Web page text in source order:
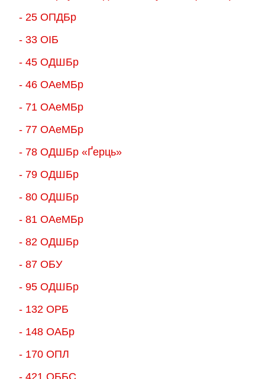
- 25 ОПДБр
- 33 ОІБ
- 45 ОДШБр
- 46 ОАеМБр
- 71 ОАеМБр
- 77 ОАеМБр
- 78 ОДШБр «Ґерць»
- 79 ОДШБр
- 80 ОДШБр
- 81 ОАеМБр
- 82 ОДШБр
- 87 ОБУ
- 95 ОДШБр
- 132 ОРБ
- 148 ОАБр
- 170 ОПЛ